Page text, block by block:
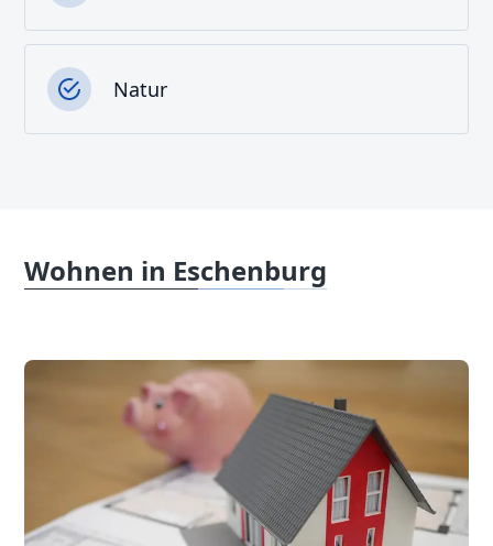
Natur
Wohnen in Eschenburg